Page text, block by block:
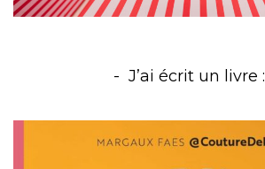
J’ai écrit un livre :